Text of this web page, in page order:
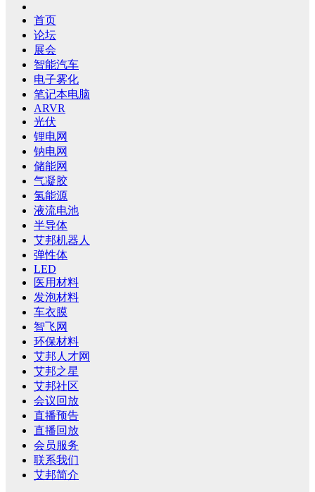
首页
论坛
展会
智能汽车
电子雾化
笔记本电脑
ARVR
光伏
锂电网
钠电网
储能网
气凝胶
氢能源
液流电池
半导体
艾邦机器人
弹性体
LED
医用材料
发泡材料
车衣膜
智飞网
环保材料
艾邦人才网
艾邦之星
艾邦社区
会议回放
直播预告
直播回放
会员服务
联系我们
艾邦简介